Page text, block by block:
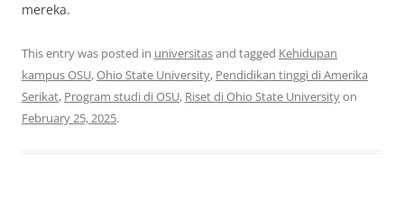
mereka.
This entry was posted in universitasand tagged Kehidupan
kampus OSU,Ohio State University, Pendidikan tinggi di Amerika
Serikat, Program studi di OSU, Riset di Ohio State Universityon
February 25, 2025.